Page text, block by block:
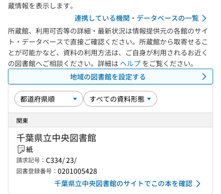
蔵情報を表示します。
連携している機関・データベースの一覧
所蔵館、利用可否等の詳細・最新状況は情報提供元の各館のサイ
ト・データベースで直接ご確認ください。所蔵館から取寄せるこ
とが可能かなど、資料の利用方法は、ご自身が利用されるお近く
の図書館へご相談ください。詳細は ヘルプ をご覧ください。
地域の図書館を設定する
関東
千葉県立中央図書館
紙
請求記号： C334/ 23/
図書登録番号： 0201005428
千葉県立中央図書館のサイトでこの本を確認